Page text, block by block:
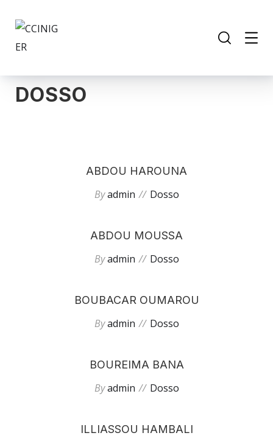
DOSSO
ABDOU HAROUNA
Byadmin Dosso
ABDOU MOUSSA
Byadmin Dosso
BOUBACAR OUMAROU
Byadmin Dosso
BOUREIMA BANA
Byadmin Dosso
ILLIASSOU HAMBALI